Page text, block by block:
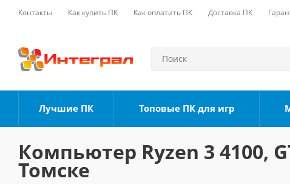
Контакты Как купить ПК Как оплатить ПК Доставка ПК
Лучшие ПК Топовые ПК для игр
Компьютер Ryzen 3 4100,
Томске